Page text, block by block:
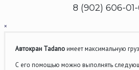
8 (902) 606-01-
×
Автокран Tadanoимеет максимальную
С его помощью можно выполнять